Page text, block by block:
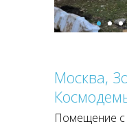
Москва,
Помещение с